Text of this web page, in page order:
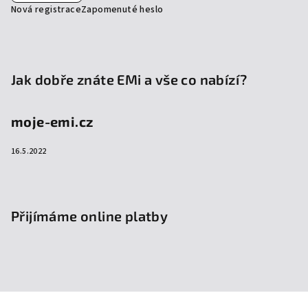
Nová registraceZapomenuté heslo
Jak dobře znáte EMi a vše co nabízí?
moje-emi.cz
16.5.2022
Přijímáme online platby